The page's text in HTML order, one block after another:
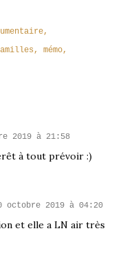
mémo
2019 à 21:58
à tout prévoir :)
octobre 2019 à 04:20
et elle a LN air très